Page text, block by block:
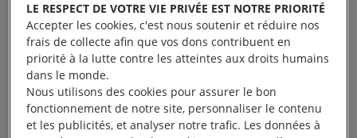
LE RESPECT DE VOTRE VIE PRIVÉE EST NOTRE PRIORITÉ
Accepter les cookies, c'est nous soutenir et réduire nos
frais de collecte afin que vos dons contribuent en
priorité à la lutte contre les atteintes aux droits humains
dans le monde.
Nous utilisons des cookies pour assurer le bon
fonctionnement de notre site, personnaliser le contenu
et les publicités, et analyser notre trafic. Les données à